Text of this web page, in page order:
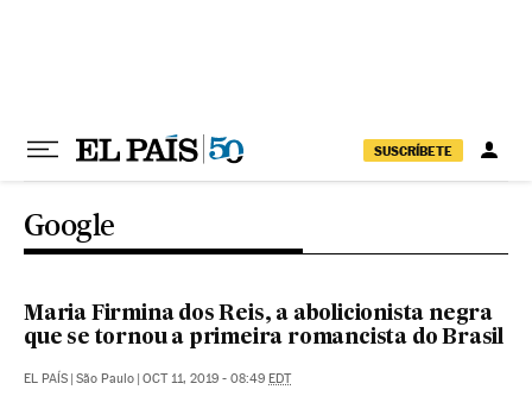
SUSCRÍBETE
Google
Maria Firmina dos Reis, a abolicionista negra
que se tornou a primeira romancista do Brasil
EL PAÍS | São Paulo | OCT 11, 2019 - 08:49 EDT